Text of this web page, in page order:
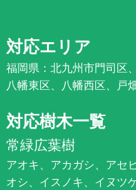
対応エリア
福岡県：北九州市門司区
八幡東区、八幡西区、戸
対応樹木一覧
常緑広葉樹
アオキ、アカガシ、アセ
オシ、イスノキ、イヌツ